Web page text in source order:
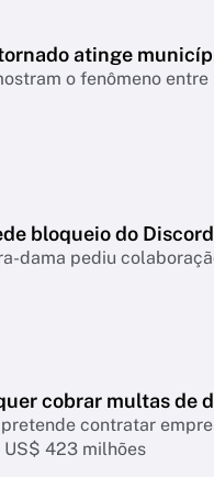
atinge
o fenômeno
bloqueio do
dama pediu
cobrar multas de
contratar
423 milhões